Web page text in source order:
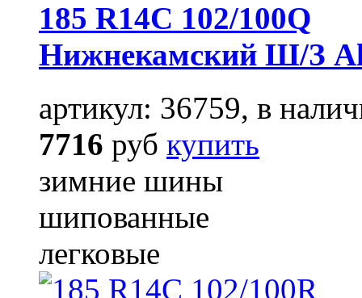
185 R14C 102/100Q
Нижнекамский Ш/З
артикул: 36759, в
7716 руб купить
зимние шины
шипованные
легковые